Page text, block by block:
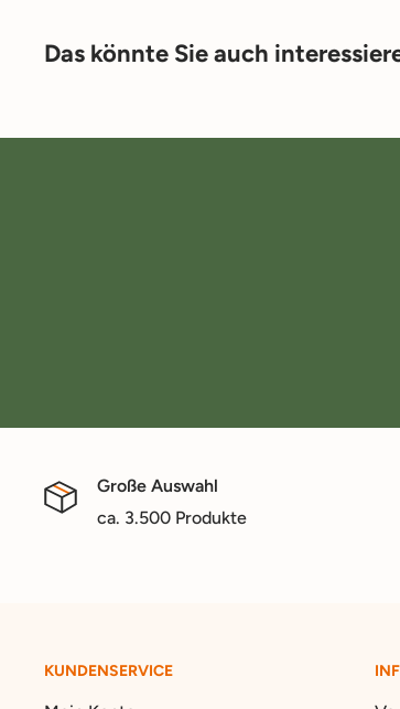
Das könnte Sie auch
Große Auswahl
ca. 3.500 Produkte
KUNDENSERVICE